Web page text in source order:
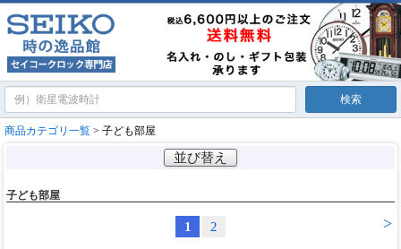
商品カテゴリ一覧 > 子ども部屋
並び替え
子ども部屋
>
1 2